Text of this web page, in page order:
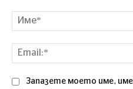
Запазете моето име,